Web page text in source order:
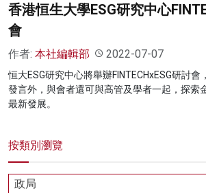
香港恒生大學ESG研究中心
會
作者: 本社編輯部 2022-07-07
恒大ESG研究中心將舉辦FINTECHxESG研討
發言外，與會者還可與高管及學者一起，探索
最新發展。
按類別瀏覽
政局